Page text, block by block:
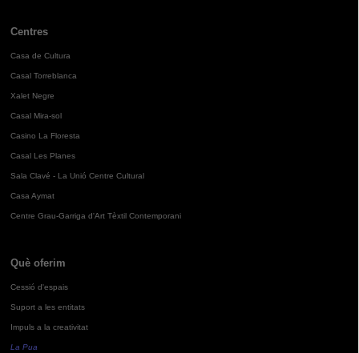
Centres
Casa de Cultura
Casal Torreblanca
Xalet Negre
Casal Mira-sol
Casino La Floresta
Casal Les Planes
Sala Clavé - La Unió Centre Cultural
Casa Aymat
Centre Grau-Garriga d'Art Tèxtil Contemporani
Què oferim
Cessió d'espais
Suport a les entitats
Impuls a la creativitat
La Pua